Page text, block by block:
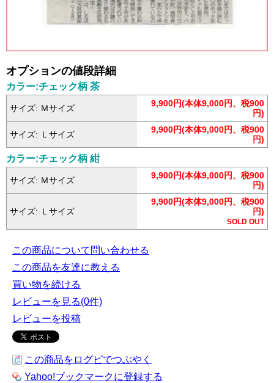
オプションの値段詳細
カラー:チェック柄 茶
サイズ: Ｍサイズ
9,900円(本体9,000円、税900
円)
サイズ: Ｌサイズ
9,900円(本体9,000円、税900
円)
カラー:チェック柄 紺
サイズ: Ｍサイズ
9,900円(本体9,000円、税900
円)
サイズ: Ｌサイズ
9,900円(本体9,000円、税900
円)
SOLD OUT
この商品について問い合わせる
この商品を友達に教える
買い物を続ける
レビューを見る(0件)
レビューを投稿
この商品をログピでつぶやく
Yahoo!ブックマークに登録する